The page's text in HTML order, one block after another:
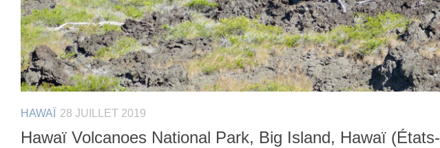
HAWAÏ 28 JUILLET 2019
Hawaï Volcanoes National Park, Big Island, Hawaï (États-